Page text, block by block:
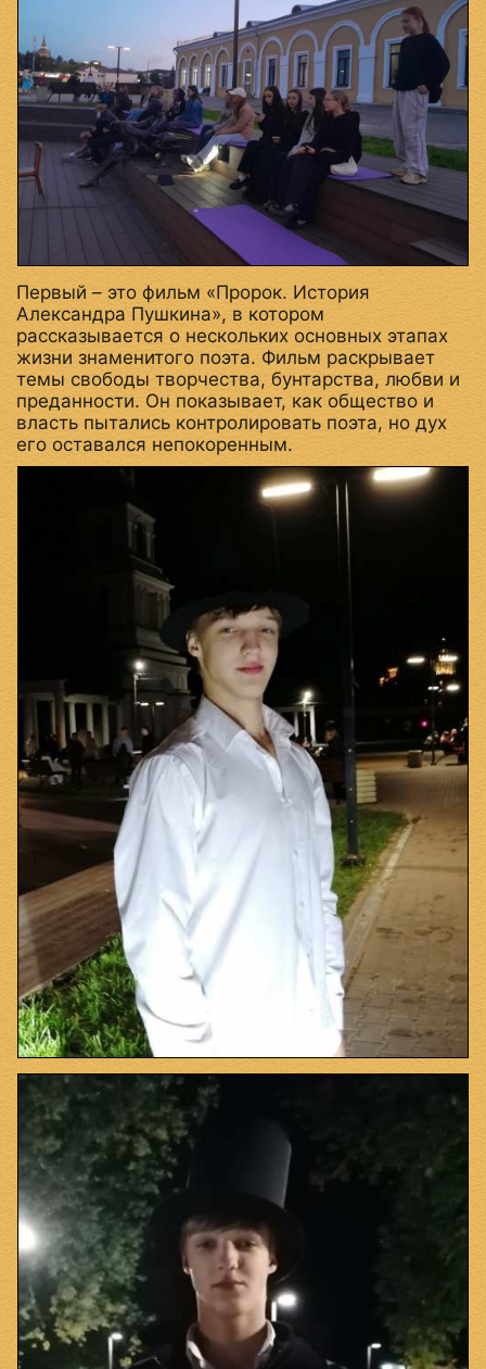
Первый – это фильм «Пророк. История
Александра Пушкина», в котором
рассказывается о нескольких основных этапах
жизни знаменитого поэта. Фильм раскрывает
темы свободы творчества, бунтарства, любви и
преданности. Он показывает, как общество и
власть пытались контролировать поэта, но дух
его оставался непокоренным.